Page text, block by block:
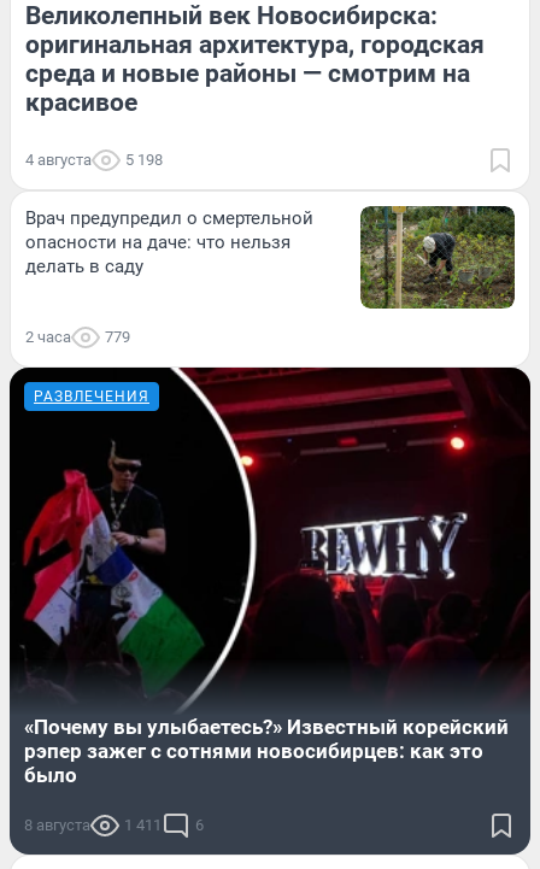
Великолепный век Новосибирска:
оригинальная архитектура, городская
среда и новые районы — смотрим на
красивое
4 августа 5 198
Врач предупредил о смертельной
опасности на даче: что нельзя
делать в саду
2 часа 779
РАЗВЛЕЧЕНИЯ
«Почему вы улыбаетесь?» Известный корейский
рэпер зажег с сотнями новосибирцев: как это
было
8 августа 1 411 6